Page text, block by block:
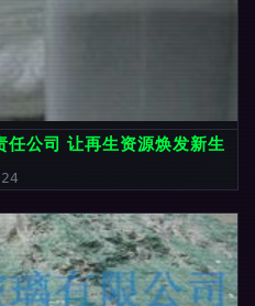
公司 让再生资源焕发新生